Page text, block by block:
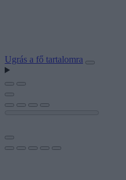
Ugrás a fő tartalomra